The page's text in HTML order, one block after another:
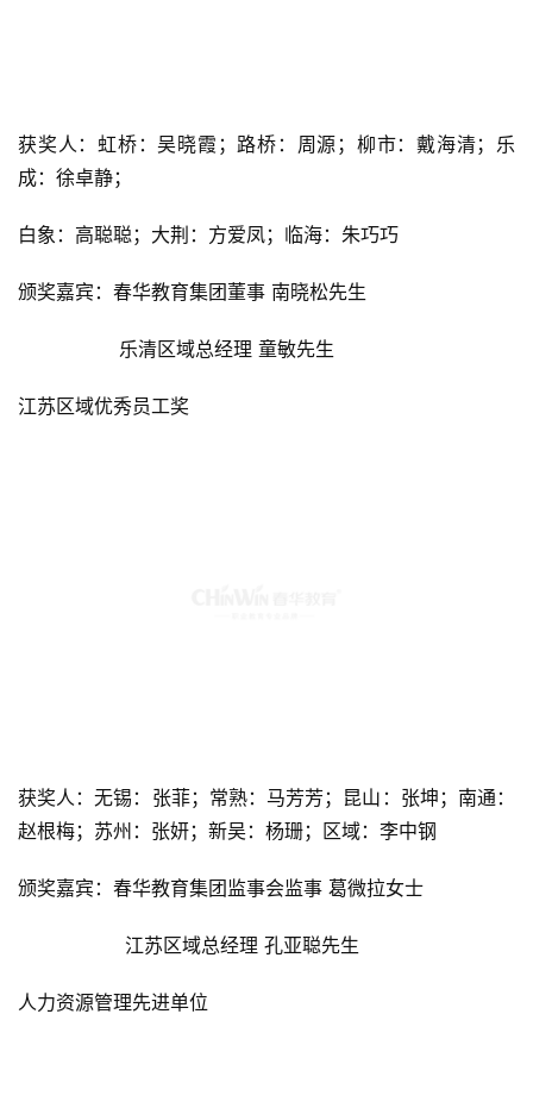
获奖人：虹桥：吴晓霞；路桥：周源；柳市：戴海清；乐
成：徐卓静；
白象：高聪聪；大荆：方爱凤；临海：朱巧巧
颁奖嘉宾：春华教育集团董事 南晓松先生
乐清区域总经理 童敏先生
江苏区域优秀员工奖
获奖人：无锡：张菲；常熟：马芳芳；昆山：张坤；南通：
赵根梅；苏州：张妍；新吴：杨珊；区域：李中钢
颁奖嘉宾：春华教育集团监事会监事 葛微拉女士
江苏区域总经理 孔亚聪先生
人力资源管理先进单位